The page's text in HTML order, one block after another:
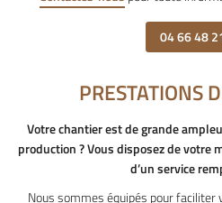
04 66 48
PRESTATIONS
Votre chantier est de grande
production ? Vous disposez de votre
d’un service
Nous sommes équipés pour faciliter